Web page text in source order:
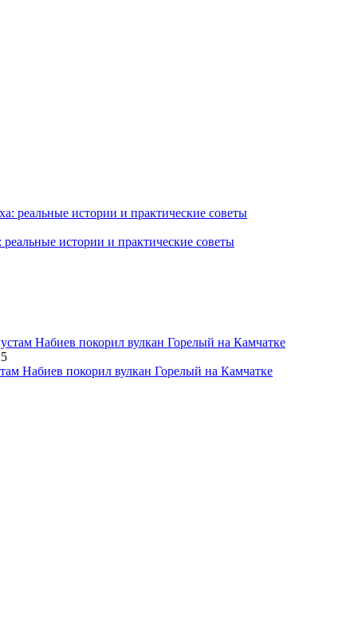
истории и практические советы
Набиев покорил вулкан Горелый на Камчатке